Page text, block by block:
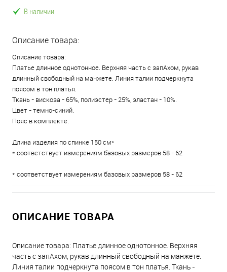
В наличии
Описание товара:
Описание товара:
Платье длинное однотонное. Верхняя часть с запАхом, рукав
длинный свободный на манжете. Линия талии подчеркнута
поясом в тон платья.
Ткань - вискоза - 65%, полиэстер - 25%, эластан - 10%.
Цвет - темно-синий.
Пояс в комплекте.
Длина изделия по спинке 150 см*
* соответствует измерениям базовых размеров 58 - 62
* соответствует измерениям базовых размеров 58 - 62
ОПИСАНИЕ ТОВАРА
Описание товара: Платье длинное однотонное. Верхняя
часть с запАхом, рукав длинный свободный на манжете.
Линия талии подчеркнута поясом в тон платья. Ткань -